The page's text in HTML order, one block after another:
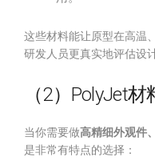
这些材料能让原型在高温
研发人员更真实地评估设
（2）PolyJet
当你需要做高精细外观件
是非常有特点的选择：